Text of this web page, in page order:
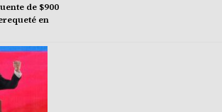
de $900
en